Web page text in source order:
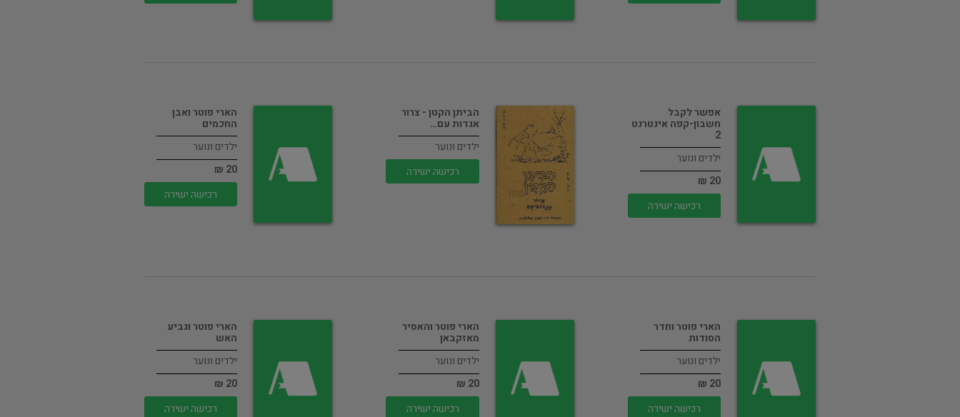
אפשר לקבל
חשבון-קפה אינטרנט
2
ילדים ונוער
20 ₪
רכישה ישירה
הביתן הקטן - צרור
אגדות עם…
ילדים ונוער
רכישה ישירה
הארי פוטר ואבן
החכמים
ילדים ונוער
20 ₪
רכישה ישירה
הארי פוטר וחדר
הסודות
ילדים ונוער
20 ₪
רכישה ישירה
הארי פוטר והאסיר
מאזקבאן
ילדים ונוער
20 ₪
רכישה ישירה
הארי פוטר וגביע
האש
ילדים ונוער
20 ₪
רכישה ישירה